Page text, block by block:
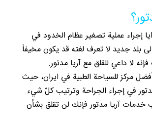
إجراء عملية تصغير عظام الخدود في
بلد جديد لا تعرف لغته قد يكون مخيفاً
لا داعي للقلق مع آريا مدتور.
أفضل مركز للسياحة الطبية في ايران، حيث
في إجراء الجراحة وترتيب كلّ شيء
خدمات آريا مدتور فإنك لن تقلق بشأن